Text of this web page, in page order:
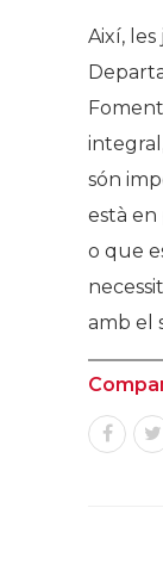
Així,
són
està en
o que
amb el